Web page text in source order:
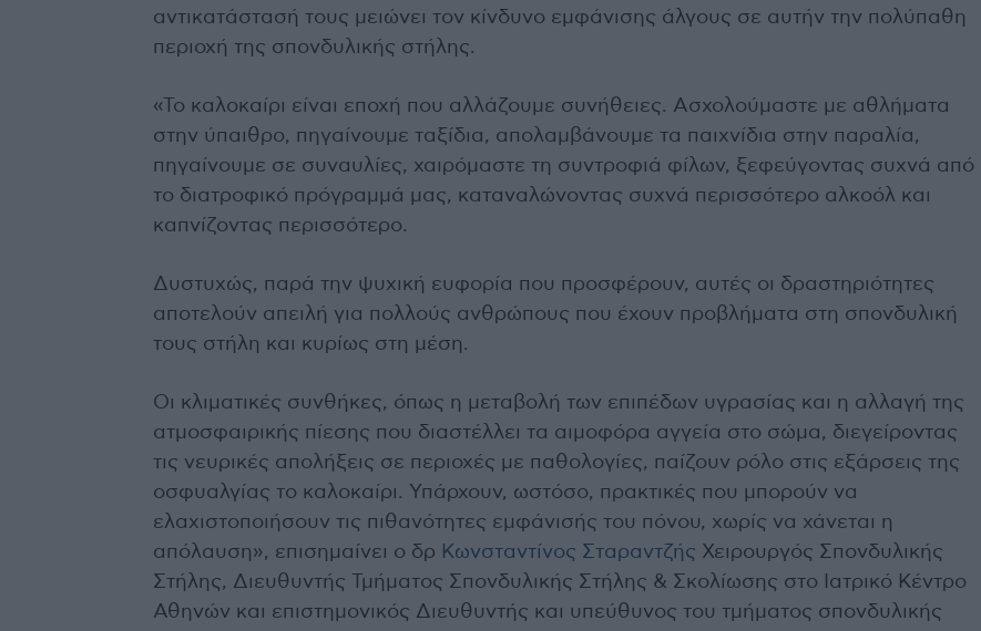
αντικατάστασή τους μειώνει τον κίνδυνο εμφάνισης άλγους σε αυτήν την πολύπαθη
περιοχή της σπονδυλικής στήλης.
«Το καλοκαίρι είναι εποχή που αλλάζουμε συνήθειες. Ασχολούμαστε με αθλήματα
στην ύπαιθρο, πηγαίνουμε ταξίδια, απολαμβάνουμε τα παιχνίδια στην παραλία,
πηγαίνουμε σε συναυλίες, χαιρόμαστε τη συντροφιά φίλων, ξεφεύγοντας συχνά από
το διατροφικό πρόγραμμά μας, καταναλώνοντας συχνά περισσότερο αλκοόλ και
καπνίζοντας περισσότερο.
Δυστυχώς, παρά την ψυχική ευφορία που προσφέρουν, αυτές οι δραστηριότητες
αποτελούν απειλή για πολλούς ανθρώπους που έχουν προβλήματα στη σπονδυλική
τους στήλη και κυρίως στη μέση.
Οι κλιματικές συνθήκες, όπως η μεταβολή των επιπέδων υγρασίας και η αλλαγή της
ατμοσφαιρικής πίεσης που διαστέλλει τα αιμοφόρα αγγεία στο σώμα, διεγείροντας
τις νευρικές απολήξεις σε περιοχές με παθολογίες, παίζουν ρόλο στις εξάρσεις της
οσφυαλγίας το καλοκαίρι. Υπάρχουν, ωστόσο, πρακτικές που μπορούν να
ελαχιστοποιήσουν τις πιθανότητες εμφάνισής του πόνου, χωρίς να χάνεται η
απόλαυση», επισημαίνει ο δρ Κωνσταντίνος Σταραντζής Χειρουργός Σπονδυλικής
Στήλης, Διευθυντής Τμήματος Σπονδυλικής Στήλης & Σκολίωσης στο Ιατρικό Κέντρο
Αθηνών και επιστημονικός Διευθυντής και υπεύθυνος του τμήματος σπονδυλικής